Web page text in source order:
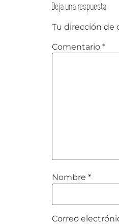
Deja una respuesta
Tu dirección de
Comentario *
Nombre *
Correo